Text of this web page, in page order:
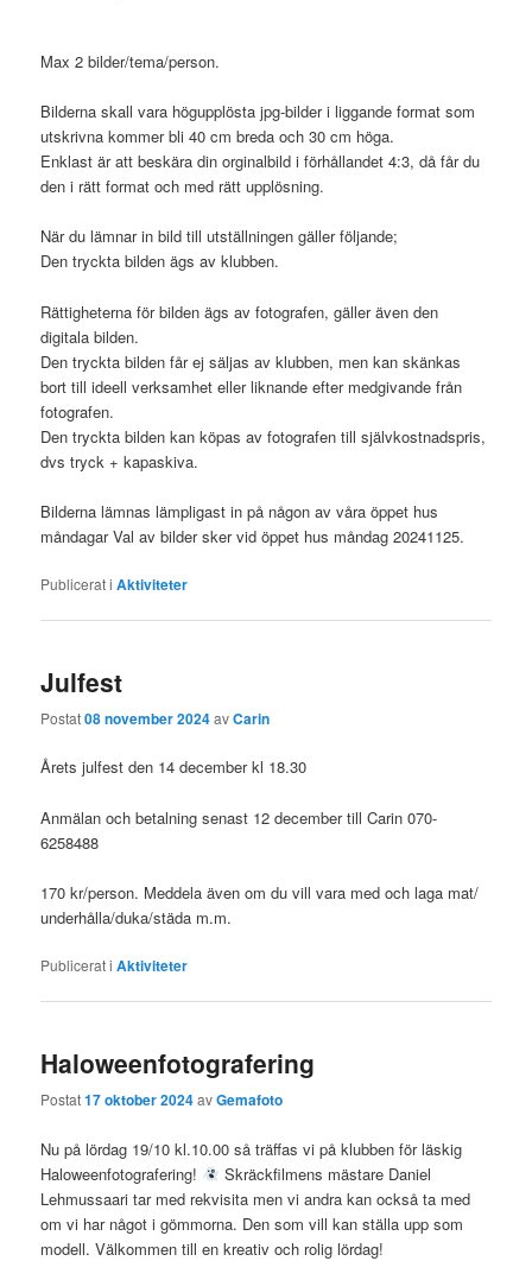
Max 2 bilder/tema/person.
Bilderna skall vara högupplösta jpg-bilder i liggande format som
utskrivna kommer bli 40 cm breda och 30 cm höga.
Enklast är att beskära din orginalbild i förhållandet 4:3, då får du
den i rätt format och med rätt upplösning.
När du lämnar in bild till utställningen gäller följande;
Den tryckta bilden ägs av klubben.
Rättigheterna för bilden ägs av fotografen, gäller även den
digitala bilden.
Den tryckta bilden får ej säljas av klubben, men kan skänkas
bort till ideell verksamhet eller liknande efter medgivande från
fotografen.
Den tryckta bilden kan köpas av fotografen till självkostnadspris,
dvs tryck + kapaskiva.
Bilderna lämnas lämpligast in på någon av våra öppet hus
måndagar Val av bilder sker vid öppet hus måndag 20241125.
Publicerat i Aktiviteter
Julfest
Postat08 november 2024avCarin
Årets julfest den 14 december kl 18.30
Anmälan och betalning senast 12 december till Carin 070-
6258488
170 kr/person. Meddela även om du vill vara med och laga mat/
underhålla/duka/städa m.m.
Publicerat i Aktiviteter
Haloweenfotografering
Postat17 oktober 2024avGemafoto
Nu på lördag 19/10 kl.10.00 så träffas vi på klubben för läskig
Haloweenfotografering!
Skräckfilmens mästare Daniel
Lehmussaari tar med rekvisita men vi andra kan också ta med
om vi har något i gömmorna. Den som vill kan ställa upp som
modell. Välkommen till en kreativ och rolig lördag!